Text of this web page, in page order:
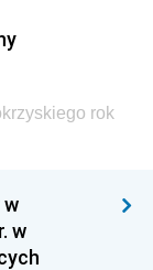
rok
w
w